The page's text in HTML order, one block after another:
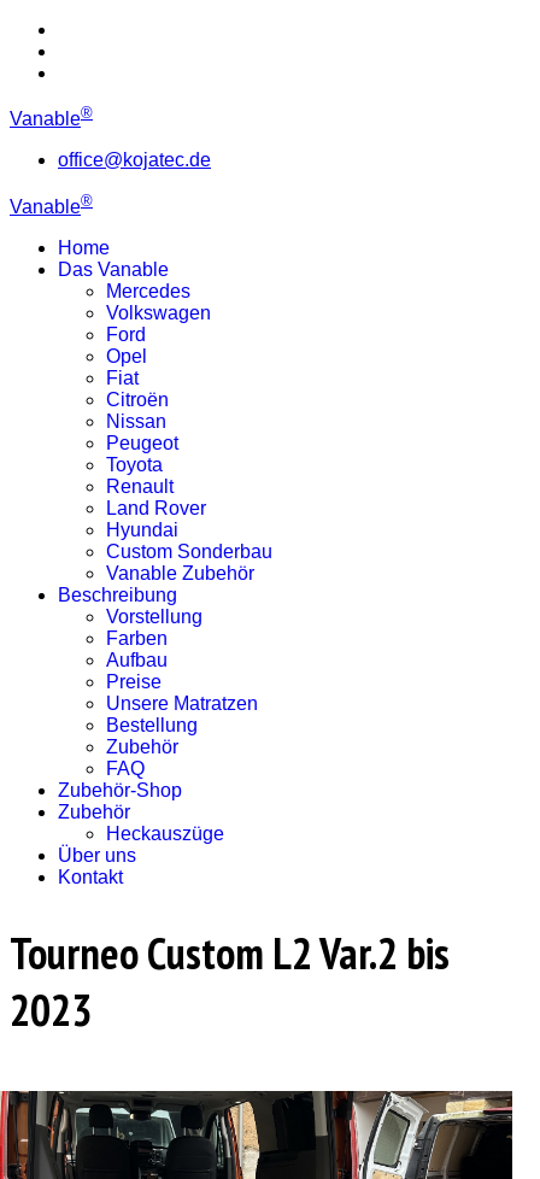
Vanable®
office@kojatec.de
Vanable®
Home
Das Vanable
Mercedes
Volkswagen
Ford
Opel
Fiat
Citroën
Nissan
Peugeot
Toyota
Renault
Land Rover
Hyundai
Custom Sonderbau
Vanable Zubehör
Beschreibung
Vorstellung
Farben
Aufbau
Preise
Unsere Matratzen
Bestellung
Zubehör
FAQ
Zubehör-Shop
Zubehör
Heckauszüge
Über uns
Kontakt
Tourneo Custom L2 Var.2 bis
2023